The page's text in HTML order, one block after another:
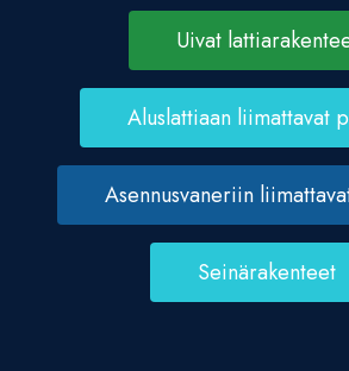
Uivat
Aluslattiaan liimattavat
Asennusvaneriin
Seinärakenteet